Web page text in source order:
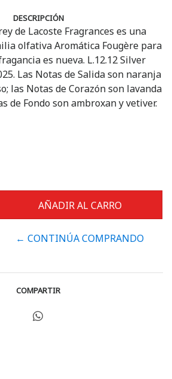
DESCRIPCIÓN
de Lacoste Fragrances es una
olfativa Aromática Fougère para
es nueva. L.12.12 Silver
Las Notas de Salida son naranja
las Notas de Corazón son lavanda
de Fondo son ambroxan y vetiver.
← CONTINÚA COMPRANDO
COMPARTIR